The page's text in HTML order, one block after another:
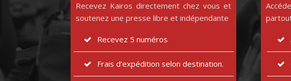
Recevez Kairos directement chez vous et
soutenez une presse libre et indépendante
Recevez 5 numéros
Frais d’expédition selon destination.